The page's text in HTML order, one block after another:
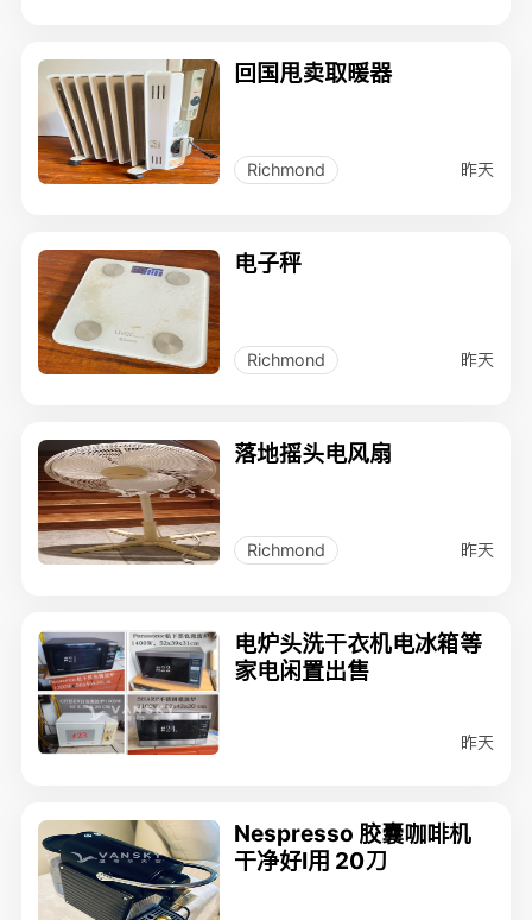
回国甩卖取暖器
Richmond 昨天
电子秤
Richmond 昨天
落地摇头电风扇
Richmond 昨天
电炉头洗干衣机电冰箱等
家电闲置出售
昨天
Nespresso 胶囊咖啡机
干净好I用 20刀